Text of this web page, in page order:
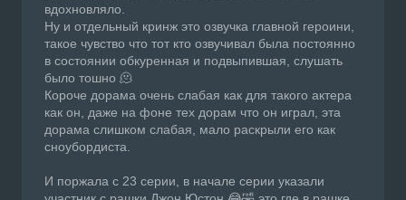
вдохновляло.
Ну и отдельный кринж это озвучка главной героини,
такое чувство что тот кто озвучивал была постоянно
в состоянии обкуренная и подвыпившая, слушать
было тошно 🫠
Короче дорама очень слабая как для такого актера
как он, даже на фоне тех дорам что он играл, эта
дорама слишком слабая, мало раскрыли его как
сноубордиста.
И поржала с 23 серии, в начале серии указали